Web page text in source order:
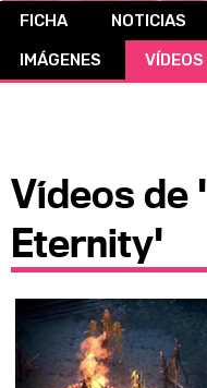
FICHA NOTICIAS
IMÁGENES
VÍDEOS
Vídeos de
Eternity'